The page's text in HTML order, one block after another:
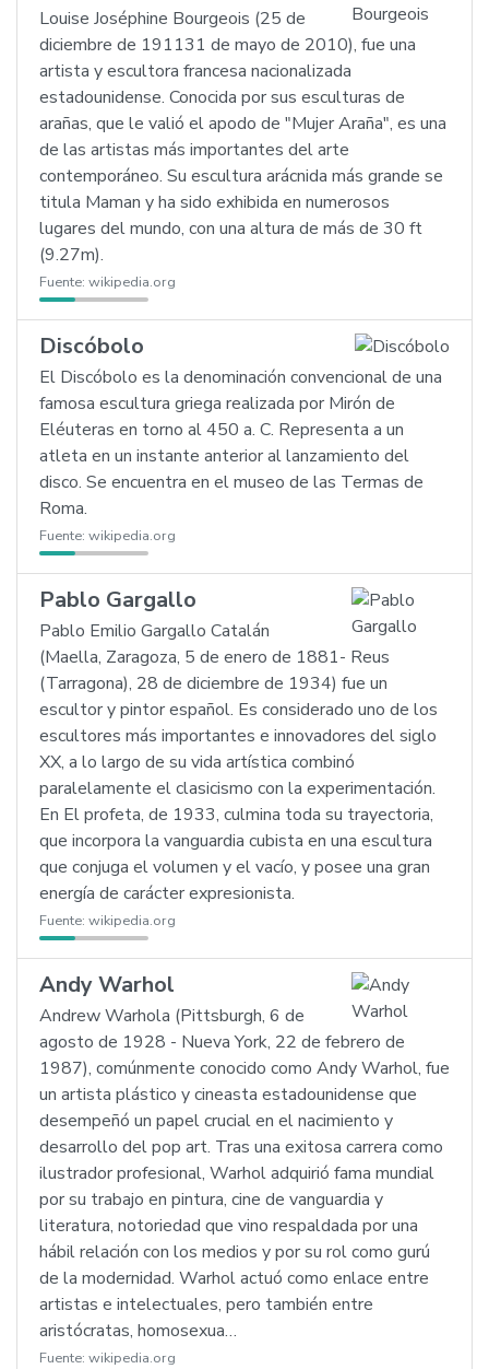
Louise Joséphine Bourgeois (25 de
diciembre de 191131 de mayo de 2010), fue una
artista y escultora francesa nacionalizada
estadounidense. Conocida por sus esculturas de
arañas, que le valió el apodo de "Mujer Araña", es una
de las artistas más importantes del arte
contemporáneo. Su escultura arácnida más grande se
titula Maman y ha sido exhibida en numerosos
lugares del mundo, con una altura de más de 30 ft
(9.27m).
Fuente: wikipedia.org
Discóbolo
El Discóbolo es la denominación convencional de una
famosa escultura griega realizada por Mirón de
Eléuteras en torno al 450 a. C. Representa a un
atleta en un instante anterior al lanzamiento del
disco. Se encuentra en el museo de las Termas de
Roma.
Fuente: wikipedia.org
Pablo Gargallo
Pablo Emilio Gargallo Catalán
(Maella, Zaragoza, 5 de enero de 1881- Reus
(Tarragona), 28 de diciembre de 1934) fue un
escultor y pintor español. Es considerado uno de los
escultores más importantes e innovadores del siglo
XX, a lo largo de su vida artística combinó
paralelamente el clasicismo con la experimentación.
En El profeta, de 1933, culmina toda su trayectoria,
que incorpora la vanguardia cubista en una escultura
que conjuga el volumen y el vacío, y posee una gran
energía de carácter expresionista.
Fuente: wikipedia.org
Andy Warhol
Andrew Warhola (Pittsburgh, 6 de
agosto de 1928 - Nueva York, 22 de febrero de
1987), comúnmente conocido como Andy Warhol, fue
un artista plástico y cineasta estadounidense que
desempeñó un papel crucial en el nacimiento y
desarrollo del pop art. Tras una exitosa carrera como
ilustrador profesional, Warhol adquirió fama mundial
por su trabajo en pintura, cine de vanguardia y
literatura, notoriedad que vino respaldada por una
hábil relación con los medios y por su rol como gurú
de la modernidad. Warhol actuó como enlace entre
artistas e intelectuales, pero también entre
aristócratas, homosexua…
Fuente: wikipedia.org